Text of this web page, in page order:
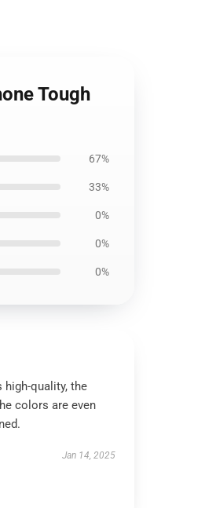
Tough
67%
33%
0%
0%
0%
high-quality, the
colors are even
Jan 14, 2025